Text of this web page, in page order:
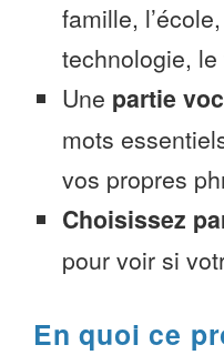
famille,
technologie,
Une partie
mots
vos propres
Choisissez
pour voir si
En quoi ce